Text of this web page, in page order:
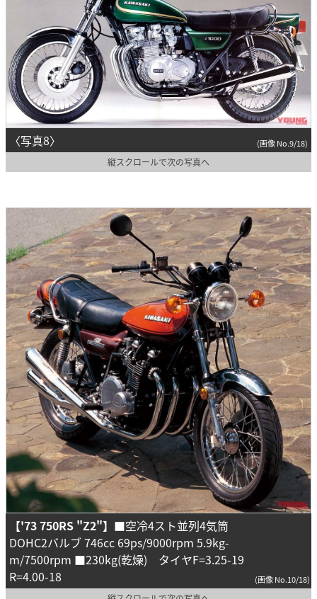
〈写真8〉 (画像 No.9/18)
縦スクロールで次の写真へ
【'73750RS "Z2"】 ■空冷4スト並列4気筒
DOHC2バルブ 746cc 69ps/9000rpm 5.9kg-
m/7500rpm ■230kg(乾燥) タイヤF=3.25-19
R=4.00-18
(画像 No.10/18)